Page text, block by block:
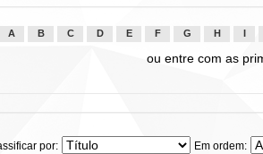
A B C D E F G H
ou entre com as
por: Em ordem: